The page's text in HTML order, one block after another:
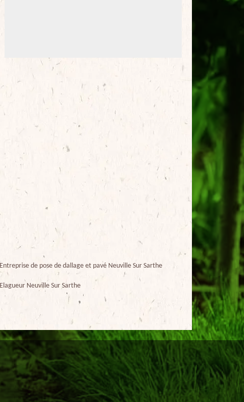
Entreprise de pose de dallage et pavé Neuville Sur Sarthe
Elagueur Neuville Sur Sarthe